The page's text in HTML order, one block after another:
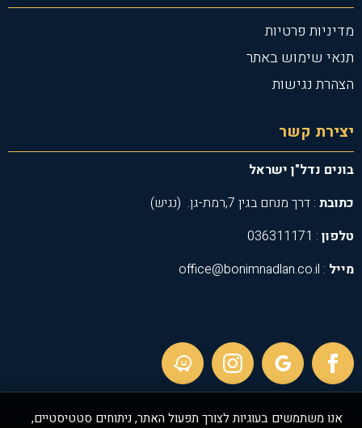
מדיניות פרטיות
תנאי שימוש באתר
הצהרת נגישות
יצירת קשר
בונים נדל"ן ישראל
כתובת : דרך מנחם בגין 7,רמת-גן. (נגיש)
טלפון : 036311171
מייל : office@bonimnadlan.co.il
אנו משתמשים בעוגיות לצורך תפעול האתר, ניתוחים סטטיסטיים,